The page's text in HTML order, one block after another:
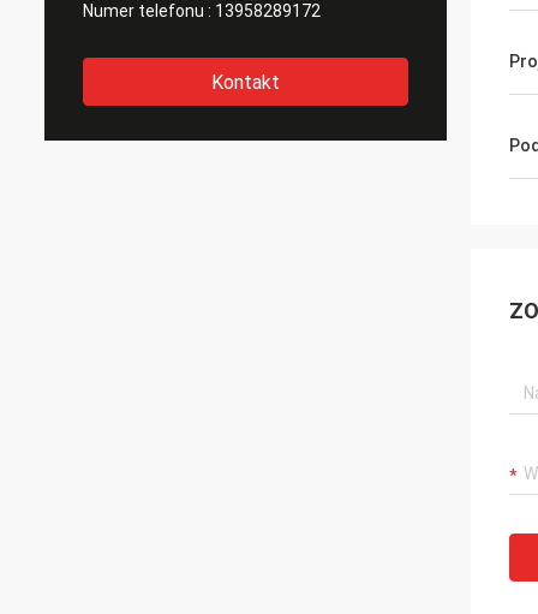
Numer telefonu : 13958289172
Kontakt